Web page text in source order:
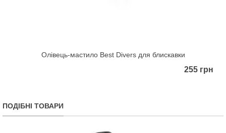
Олівець-мастило Best Divers для блискавки
255 грн
ПОДІБНІ ТОВАРИ